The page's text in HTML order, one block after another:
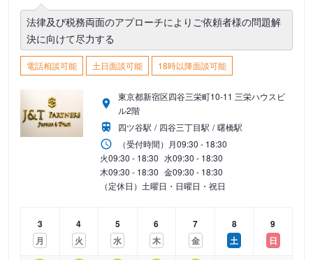
法律及び税務両面のアプローチによりご依頼者様の問題解
決に向けて尽力する
電話相談可能 土日面談可能 18時以降面談可能
東京都新宿区四谷三栄町10-11 三栄ハウスビ
ル2階
四ツ谷駅
四谷三丁目駅
曙橋駅
（受付時間） 月09:30 - 18:30
火09:30 - 18:30 水09:30 - 18:30
木09:30 - 18:30 金09:30 - 18:30
（定休日）土曜日・日曜日・祝日
3
月
4
火
5
水
6
木
7
金
8
土
9
日